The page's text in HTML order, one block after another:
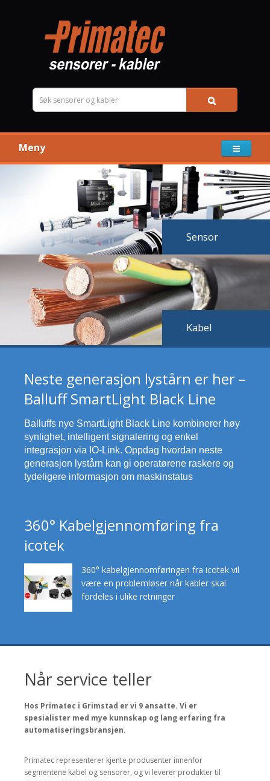
Meny
Sensor
Kabel
Neste generasjon lystårn er her –
Balluff SmartLight Black Line
Balluffs nye SmartLight Black Line kombinerer høy
synlighet, intelligent signalering og enkel
integrasjon via IO-Link. Oppdag hvordan neste
generasjon lystårn kan gi operatørene raskere og
tydeligere informasjon om maskinstatus
360° Kabelgjennomføring fra
icotek
360° kabelgjennomføringen fra icotek vil
være en problemløser når kabler skal
fordeles i ulike retninger
Når service teller
Hos Primatec i Grimstad er vi 9 ansatte. Vi er
spesialister med mye kunnskap og lang erfaring fra
automatiseringsbransjen.
Primatec representerer kjente produsenter innenfor
segmentene kabel og sensorer, og vi leverer produkter til